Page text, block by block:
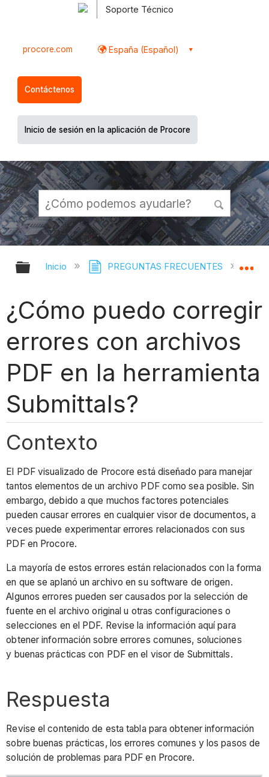
Soporte Técnico
procore.com España (Español)
Contáctenos
Inicio de sesión en la aplicación de Procore
Expandir/contraer jerarquía global
Inicio PREGUNTAS FRECUENTES
¿Cómo puedo corregir
errores con archivos
PDF en la herramienta
Submittals?
Contexto
El PDF visualizado de Procore está diseñado para manejar
tantos elementos de un archivo PDF como sea posible. Sin
embargo, debido a que muchos factores potenciales
pueden causar errores en cualquier visor de documentos, a
veces puede experimentar errores relacionados con sus
PDF en Procore.
La mayoría de estos errores están relacionados con la forma
en que se aplanó un archivo en su software de origen.
Algunos errores pueden ser causados por la selección de
fuente en el archivo original u otras configuraciones o
selecciones en el PDF. Revise la información aquí para
obtener información sobre errores comunes, soluciones
y buenas prácticas con PDF en el visor de Submittals.
Respuesta
Revise el contenido de esta tabla para obtener información
sobre buenas prácticas, los errores comunes y los pasos de
solución de problemas para PDF en Procore.